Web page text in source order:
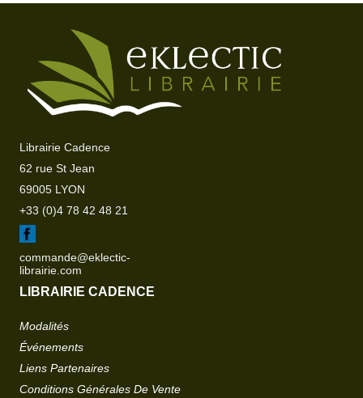
Librairie Cadence
62 rue St Jean
69005 LYON
+33 (0)4 78 42 48 21
commande@eklectic-
librairie.com
LIBRAIRIE CADENCE
Modalités
Événements
Liens Partenaires
Conditions Générales De Vente